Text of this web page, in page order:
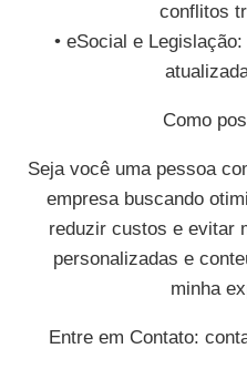
conflitos
• eSocial e
Como
Seja você uma pessoa
empresa buscando
reduzir custos e evitar
personalizadas e
minha
Entre em Contato: